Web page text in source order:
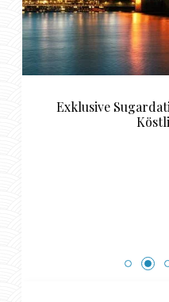
Exklusive